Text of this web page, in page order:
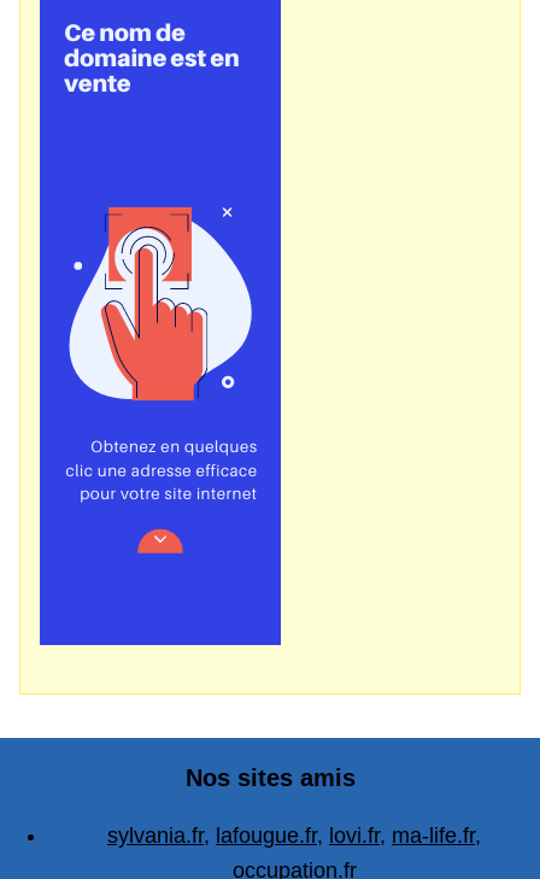
Nos sites amis
sylvania.fr, lafougue.fr, lovi.fr, ma-life.fr,
occupation.fr